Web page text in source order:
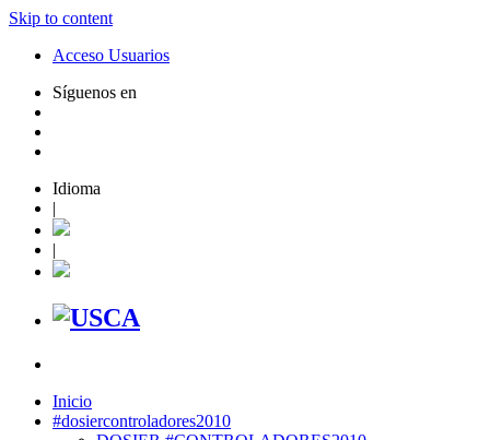
Skip to content
Acceso Usuarios
Síguenos en
Idioma
|
|
Inicio
#dosiercontroladores2010